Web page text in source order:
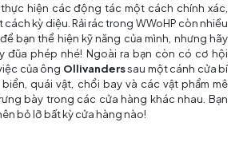
hiện các động tác một cách chính xác,
cách kỳ diệu. Rải rác trong WWoHP còn nhiều
bạn thể hiện kỹ năng của mình, nhưng hãy
đũa phép nhé! Ngoài ra bạn còn có cơ hội
của ông Ollivanderssau một cánh cửa bí
quái vật, chổi bay và các vật phẩm mê
bày trong các cửa hàng khác nhau. Bạn
bỏ lỡ bất kỳ cửa hàng nào!